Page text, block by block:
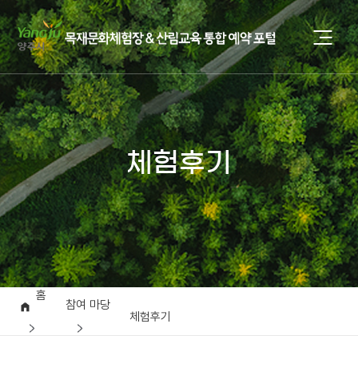
체험후기
홈
참여 마당
체험후기